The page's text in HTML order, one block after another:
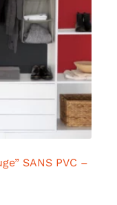
SANS PVC –